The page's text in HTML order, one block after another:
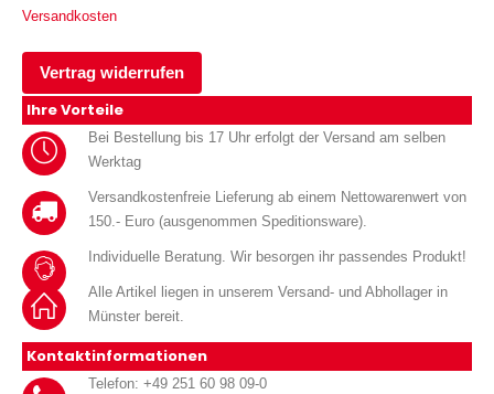
Versandkosten
Vertrag widerrufen
Ihre Vorteile
Bei Bestellung bis 17 Uhr erfolgt der Versand am selben
Werktag
Versandkostenfreie Lieferung ab einem Nettowarenwert von
150.- Euro (ausgenommen Speditionsware).
Individuelle Beratung. Wir besorgen ihr passendes Produkt!
Alle Artikel liegen in unserem Versand- und Abhollager in
Münster bereit.
Kontaktinformationen
Telefon: +49 251 60 98 09-0